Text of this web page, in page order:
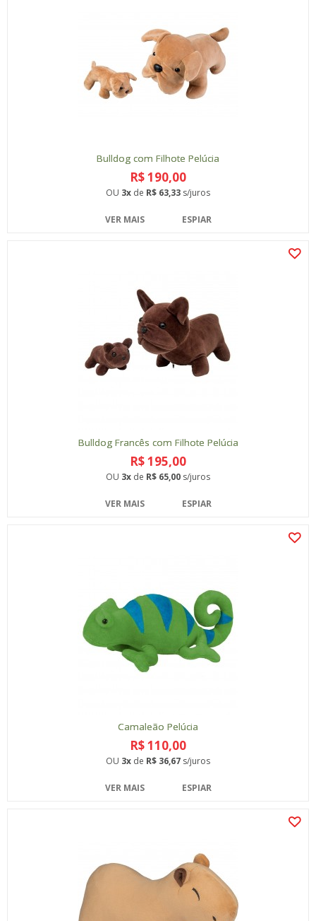
Bulldog com Filhote Pelúcia
R$ 190,00
OU 3x de R$ 63,33 s/juros
VER MAIS ESPIAR
Bulldog Francês com Filhote Pelúcia
R$ 195,00
OU 3x de R$ 65,00 s/juros
VER MAIS ESPIAR
Camaleão Pelúcia
R$ 110,00
OU 3x de R$ 36,67 s/juros
VER MAIS ESPIAR